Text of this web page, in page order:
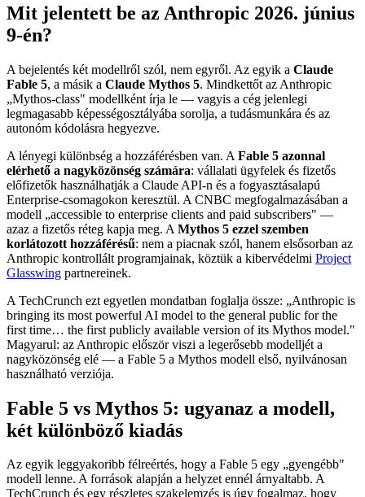
Mit jelentett be az Anthropic 2026. június
9-én?
A bejelentés két modellről szól, nem egyről. Az egyik a Claude
Fable 5, a másik a Claude Mythos 5. Mindkettőt az Anthropic
„Mythos-class" modellként írja le — vagyis a cég jelenlegi
legmagasabb képességosztályába sorolja, a tudásmunkára és az
autonóm kódolásra hegyezve.
A lényegi különbség a hozzáférésben van. A Fable 5 azonnal
elérhető a nagyközönség számára: vállalati ügyfelek és fizetős
előfizetők használhatják a Claude API-n és a fogyasztásalapú
Enterprise-csomagokon keresztül. A CNBC megfogalmazásában a
modell „accessible to enterprise clients and paid subscribers" —
azaz a fizetős réteg kapja meg. A Mythos 5 ezzel szemben
korlátozott hozzáférésű: nem a piacnak szól, hanem elsősorban az
Anthropic kontrollált programjainak, köztük a kibervédelmi Project
Glasswing partnereinek.
A TechCrunch ezt egyetlen mondatban foglalja össze: „Anthropic is
bringing its most powerful AI model to the general public for the
first time… the first publicly available version of its Mythos model."
Magyarul: az Anthropic először viszi a legerősebb modelljét a
nagyközönség elé — a Fable 5 a Mythos modell első, nyilvánosan
használható verziója.
Fable 5 vs Mythos 5: ugyanaz a modell,
két különböző kiadás
Az egyik leggyakoribb félreértés, hogy a Fable 5 egy „gyengébb"
modell lenne. A források alapján a helyzet ennél árnyaltabb. A
TechCrunch és egy részletes szakelemzés is úgy fogalmaz, hogy